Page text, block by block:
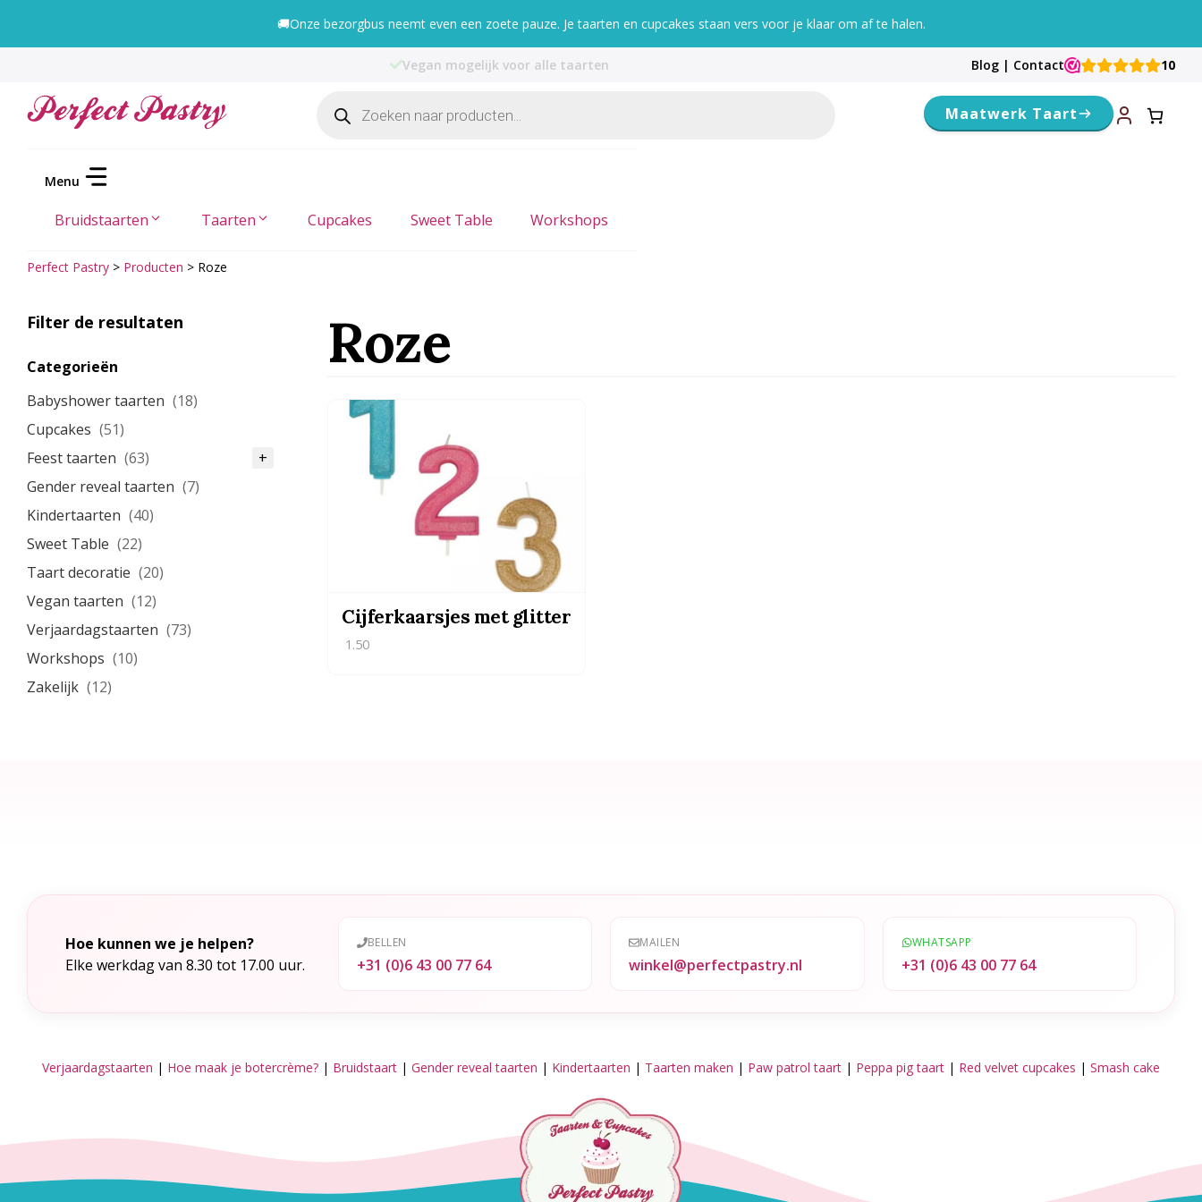
🚚Onze bezorgbus neemt even een zoete pauze. Je taarten en cupcakes staan vers voor je klaar om af te halen.
Afhalen binnen 2-3 werkdagen Blog | Contact 10
zoeken Maatwerk Taart
Bruidstaarten Taarten Cupcakes Sweet Table Workshops
Perfect Pastry > Producten > Roze
Filter de resultaten
Categorieën
Babyshower taarten (18)
Cupcakes (51)
Feest taarten (63)
+
Gender reveal taarten (7)
Kindertaarten (40)
Sweet Table (22)
Taart decoratie (20)
Vegan taarten (12)
Verjaardagstaarten (73)
Workshops (10)
Zakelijk (12)
Roze
Cijferkaarsjes met glitter
1.50
Hoe kunnen we je helpen?
Elke werkdag van 8.30 tot 17.00 uur.
BELLEN
+31 (0)6 43 00 77 64
MAILEN
winkel@perfectpastry.nl
WHATSAPP
+31 (0)6 43 00 77 64
Verjaardagstaarten | Hoe maak je botercrème? | Bruidstaart | Gender reveal taarten | Kindertaarten | Taarten maken | Paw patrol taart | Peppa pig taart | Red velvet cupcakes | Smash cake